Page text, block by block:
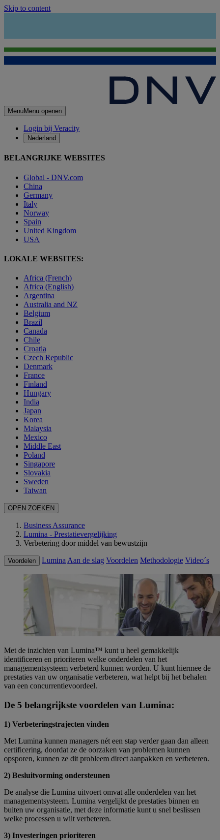
Skip to content
MenuMenu openen
Login bij Veracity
Nederland
BELANGRIJKE WEBSITES
Global - DNV.com
China
Germany
Italy
Norway
Spain
United Kingdom
USA
LOKALE WEBSITES:
Africa (French)
Africa (English)
Argentina
Australia and NZ
Belgium
Brazil
Canada
Chile
Croatia
Czech Republic
Denmark
France
Finland
Hungary
India
Japan
Korea
Malaysia
Mexico
Middle East
Poland
Singapore
Slovakia
Sweden
Taiwan
OPEN ZOEKEN
Business Assurance
Lumina - Prestatievergelijking
Verbetering door middel van bewustzijn
Voordelen Lumina Aan de slag Voordelen Methodologie Video´s
Met de inzichten van Lumina™ kunt u heel gemakkelijk
identificeren en prioriteren welke onderdelen van het
managementsysteem verbeterd kunnen worden. U kunt hiermee de
prestaties van uw organisatie verbeteren, wat helpt bij het behalen
van een concurrentievoordeel.
De 5 belangrijkste voordelen van Lumina:
1) Verbeteringstrajecten vinden
Met Lumina kunnen managers nét een stap verder gaan dan alleen
certificering, doordat ze de oorzaken van problemen kunnen
opsporen, kunnen ze dit probleem direct aanpakken en verbeteren.
2) Besluitvorming ondersteunen
De analyse die Lumina uitvoert omvat alle onderdelen van het
managementsysteem. Lumina vergelijkt de prestaties binnen en
buiten uw organisatie, met deze informatie kunt u snel beslissen
welke processen u wilt verbeteren.
3) Investeringen prioriteren